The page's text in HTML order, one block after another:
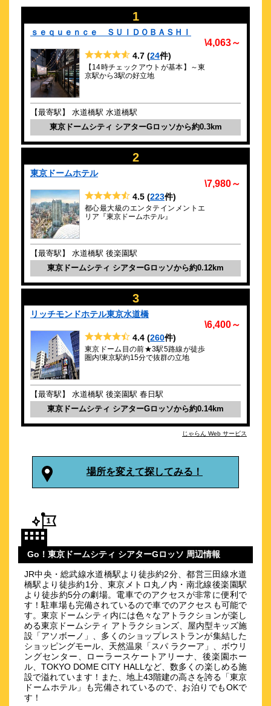
◆ 今の気持ち = mode の切り替えが自由にできるホテ
約 0.49 km
東急ステイ水道橋
\5,270～
クチコミ 4.5点 (33件)
水道橋駅は徒歩3分＆東京ドームは徒歩7分 ～全室洗濯乾燥機
付き～
約 0.52 km
庭のホテル 東京
\13,200～
クチコミ
2022年3月25日リニューアルオープン
（4/25リブランド・RESOLグループ）
後楽ガーデンホテル
\4,180～
4.2点 (49件)
東京ドーム・JR飯田橋駅から徒歩約7分 中華バイキングがおす
すめ
東横ＩＮＮ後楽園文京区役所前
\6,563～
東京ドームまで徒歩で8分！朝食・小学生以下添い寝無料
0.6
春日の湯 ドーミーイン後楽園
クチコミ4.5点 (178件)
東京ドーム徒歩圏内！疲れを癒すサウナ付き大浴場完備！
クチコミ4.6点 (137件)
◇東京の中心に位置するホテル◇東京ドーム・日本武道館徒歩
圏内
約 0.64 km
ホテル 機山館
\3,780～
クチコミ 4.1点 (60 件)
丸ノ内線・大江戸線『本郷三丁目』より徒歩２分の好アクセ
ス！
1
ｓｅｑｕｅｎｃｅ ＳＵＩＤＯＢＡＳＨＩ
\4,063～
4.7 (24件)
【14時チェックアウトが基本】～東
京駅から3駅の好立地
【最寄駅】 水道橋駅 水道橋駅
東京ドームシティ シアターGロッソから約0.3km
2
東京ドームホテル
\7,980～
4.5 (223件)
都心最大級のエンタテインメントエ
リア『東京ドームホテル』
【最寄駅】 水道橋駅 後楽園駅
東京ドームシティ シアターGロッソから約0.12km
3
リッチモンドホテル東京水道橋
\6,400～
4.4 (260件)
東京ドーム目の前★3駅5路線が徒歩
圏内!東京駅約15分で抜群の立地
【最寄駅】 水道橋駅 後楽園駅 春日駅
東京ドームシティ シアターGロッソから約0.14km
じゃらん Web サービス
場所を変えて探してみる！
Go！東京ドームシティ シアターGロッソ 周辺情報
JR中央・総武線水道橋駅より徒歩約2分、都営三田線水道
橋駅より徒歩約1分、東京メトロ丸ノ内・南北線後楽園駅
より徒歩約5分の劇場。電車でのアクセスが非常に便利で
す！駐車場も完備されているので車でのアクセスも可能で
す。東京ドームシティ内には色々なアトラクションが楽し
める東京ドームシティ アトラクションズ、屋内型キッズ施
設「アソボーノ」、多くのショップレストランが集結した
ショッピングモール、天然温泉「スパ ラクーア」、ボウリ
ングセンター、ローラースケートアリーナ、後楽園ホー
ル、TOKYO DOME CITY HALLなど、数多くの楽しめる施
設で溢れています！また、地上43階建の高さを誇る「東京
ドームホテル」も完備されているので、お泊りでもOKで
す！